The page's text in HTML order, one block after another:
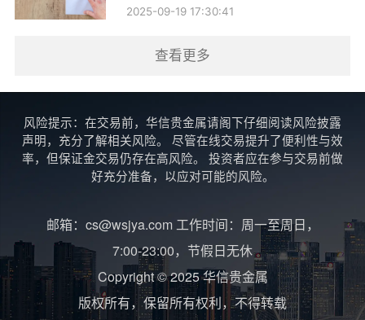
2025-09-19 17:30:41
查看更多
风险提示：在交易前，华信贵金属请阁下仔细阅读风险披露
声明，充分了解相关风险。 尽管在线交易提升了便利性与效
率，但保证金交易仍存在高风险。 投资者应在参与交易前做
好充分准备，以应对可能的风险。
邮箱：cs@wsjya.com 工作时间：周一至周日，
7:00-23:00，节假日无休
Copyright © 2025 华信贵金属
版权所有，保留所有权利，不得转载